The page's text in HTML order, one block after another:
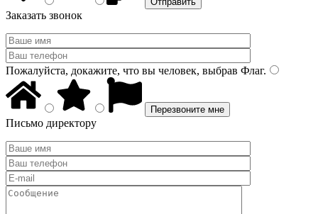
Заказать звонок
Пожалуйста, докажите, что вы человек, выбрав Флаг.
Письмо директору